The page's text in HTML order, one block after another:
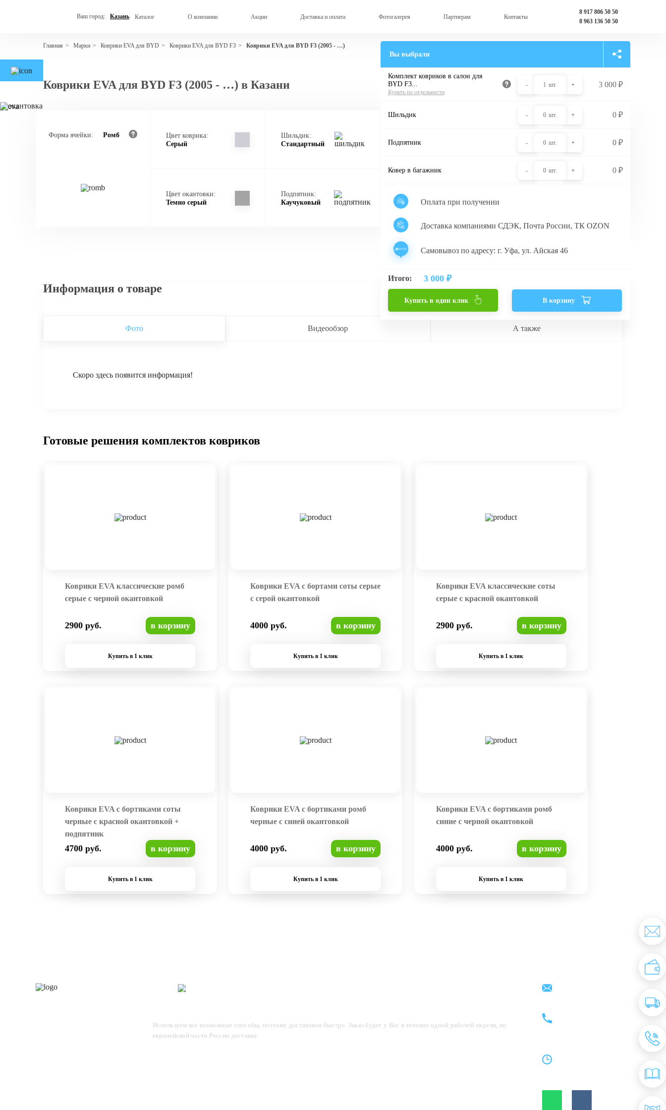
Ваш город: Казань Каталог О компании Акции Доставка и оплата Фотогалерея Партнерам Контакты
8 917 806 50 50
8 963 136 50 50
Главная > Марки > Коврики EVA для BYD > Коврики EVA для BYD F3 > Коврики EVA для BYD F3 (2005 - …)
Коврики EVA для BYD F3 (2005 - …) в Казани
Форма ячейки: Ромб
Цвет коврика:
Серый
Шильдик:
Стандартный
Цвет окантовки:
Темно серый
Подпятник:
Каучуковый
Вы выбрали
Комплект ковриков в салон для
BYD F3...
Купить по отдельности
- 1 шт. + 3 000₽
Шильдик - 0 шт. + 0₽
Подпятник - 0 шт. + 0₽
Ковер в багажник - 0 шт. + 0₽
Оплата при получении
Доставка компаниями СДЭК, Почта России, ТК OZON
Самовывоз по адресу: г. Уфа, ул. Айская 46
Итого: 3 000 ₽
Купить в один клик В корзину
Информация о товаре
Фото Видеообзор А также
Скоро здесь появится информация!
Готовые решения комплектов ковриков
Коврики EVA классические ромб
серые с черной окантовкой
2900 руб. в корзину
Купить в 1 клик
Коврики EVA с бортами соты серые
с серой окантовкой
4000 руб. в корзину
Купить в 1 клик
Коврики EVA классические соты
серые с красной окантовкой
2900 руб. в корзину
Купить в 1 клик
Коврики EVA с бортиками соты
черные с красной окантовкой +
подпятник
4700 руб. в корзину
Купить в 1 клик
Коврики EVA с бортиками ромб
черные с синей окантовкой
4000 руб. в корзину
Купить в 1 клик
Коврики EVA с бортиками ромб
синие с черной окантовкой
4000 руб. в корзину
Купить в 1 клик
Используем все возможные способы, поэтому доставляем быстро. Заказ будет у Вас в течение одной рабочей недели, по
европейской части России доставка